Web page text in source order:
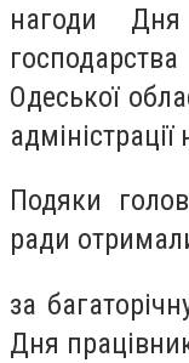
нагоди Дня
Одеської
Подяки
ради
за
Дня